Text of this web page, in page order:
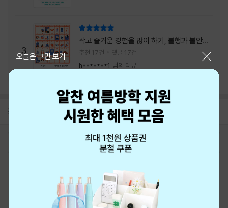
3
작고 즐거운 경험을 많이 하기, 불행과 불안을
회피하지 말기, 그리고 좋은 사람을 많이 만나
기.
추천 17건
댓글 17건
h*******1 님의 리뷰
공지 8월 신용카드 무이자할부 안내
오늘은 그만 보기
최근 본 상품
eBook 1:1문의/채팅상담
예스이십사(주) 사업자 정보
이용약관
개인정보처리방침 청소년보호정책